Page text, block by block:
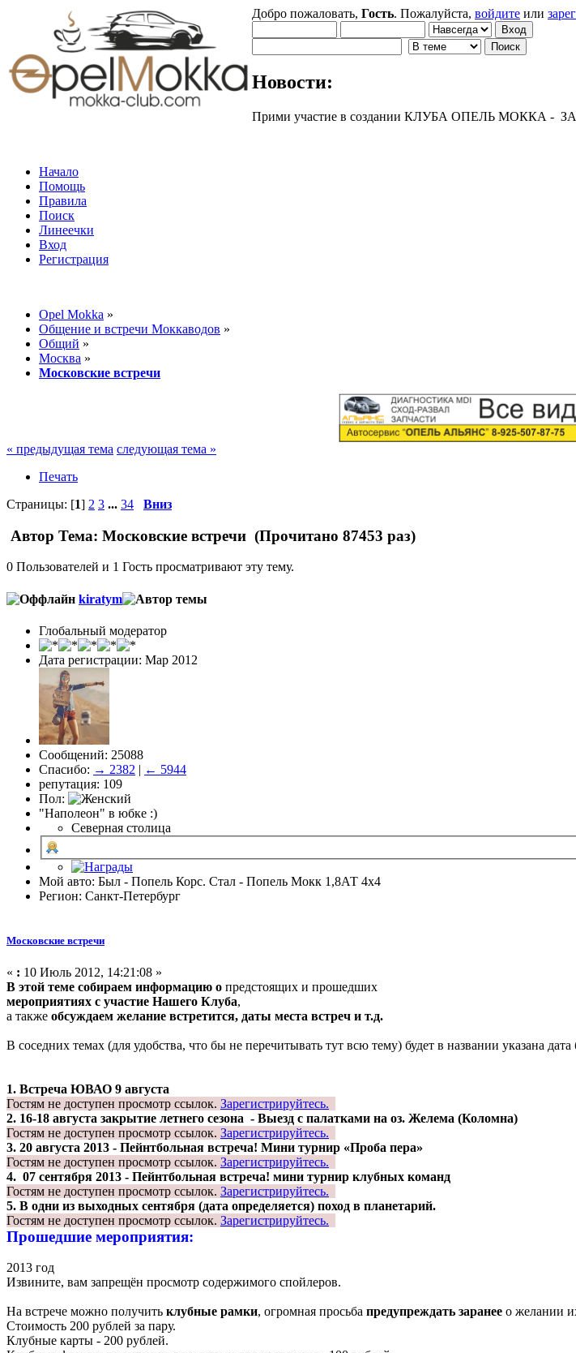
Добро пожаловать, Гость. Пожалуйста, войдите или
Новости:
Прими участие в создании КЛУБА ОПЕЛЬ МОККА -
Начало
Помощь
Правила
Поиск
Линеечки
Вход
Регистрация
Opel Mokka »
Общение и встречи Моккаводов »
Общий »
Москва »
Московские встречи
« предыдущая тема следующая тема »
Печать
Страницы: [1] 2 3 ... 34 Вниз
Автор Тема: Московские встречи (Прочитано 87453 раз)
0 Пользователей и 1 Гость просматривают эту тему.
kiratym
Глобальный модератор
Дата регистрации: Мар 2012
Сообщений: 25088
Спасибо: → 2382 | ← 5944
репутация: 109
Пол:
"Наполеон" в юбке :)
Северная столица
Мой авто: Был - Попель Корс. Стал - Попель Мокк 1,8АТ 4х4
Регион: Санкт-Петербург
Московские встречи
« : 10 Июль 2012, 14:21:08 »
В этой теме собираем информацию о предстоящих и прошедших
мероприятиях с участие Нашего Клуба,
а также обсуждаем желание встретится, даты места встреч и т.д.
В соседних темах (для удобства, что бы не перечитывать тут всю тему) будет в названии указана
1. Встреча ЮВАО 9 августа
Гостям не доступен просмотр ссылок. Зарегистрируйтесь.
2. 16-18 августа закрытие летнего сезона - Выезд с палатками на оз. Желема (Коломна)
Гостям не доступен просмотр ссылок. Зарегистрируйтесь.
3. 20 августа 2013 - Пейнтбольная встреча! Мини турнир «Проба пера»
Гостям не доступен просмотр ссылок. Зарегистрируйтесь.
4. 07 сентября 2013 - Пейнтбольная встреча! мини турнир клубных команд
Гостям не доступен просмотр ссылок. Зарегистрируйтесь.
5. В одни из выходных сентября (дата определяется) поход в планетарий.
Гостям не доступен просмотр ссылок. Зарегистрируйтесь.
Прошедшие мероприятия:
2013 год
Извините, вам запрещён просмотр содержимого спойлеров.
На встрече можно получить клубные рамки, огромная просьба предупреждать заранее о желании
Стоимость 200 рублей за пару.
Клубные карты - 200 рублей.